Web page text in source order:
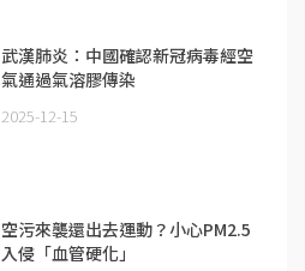
武漢肺炎：中國確認新冠病毒經空
氣通過氣溶膠傳染
2025-12-15
空污來襲還出去運動？小心PM2.5
入侵「血管硬化」